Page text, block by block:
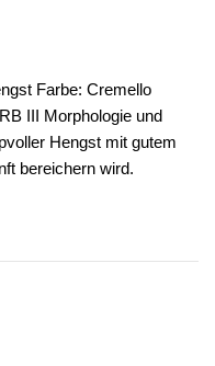
Farbe: Cremello
III Morphologie und
Hengst mit gutem
bereichern wird.